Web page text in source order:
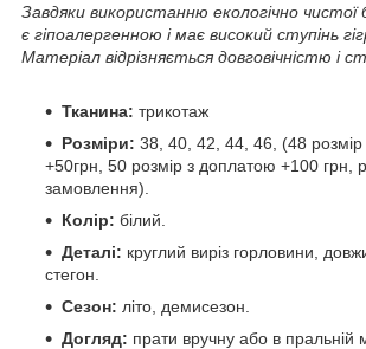
Завдяки використанню екологічно чистої
є гіпоалергенною і має високий ступінь
Матеріал відрізняється довговічністю і
Тканина: трикотаж
Розміри: 38, 40, 42, 44, 46, (48
+50грн, 50 розмір з доплатою +100 грн,
замовлення).
Колір: білий.
Деталі: круглий виріз горловини,
стегон.
Сезон: літо, демисезон.
Догляд: прати вручну або в пральній